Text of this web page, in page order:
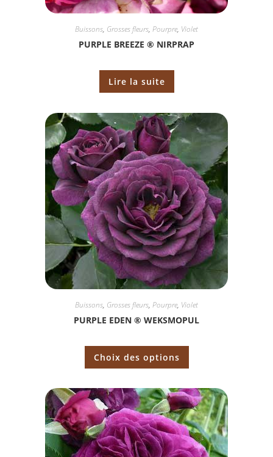
Buissons, Grosses fleurs, Pourpre, Violet
PURPLE BREEZE ® NIRPRAP
Lire la suite
Buissons, Grosses fleurs, Pourpre, Violet
PURPLE EDEN ® WEKSMOPUL
Choix des options